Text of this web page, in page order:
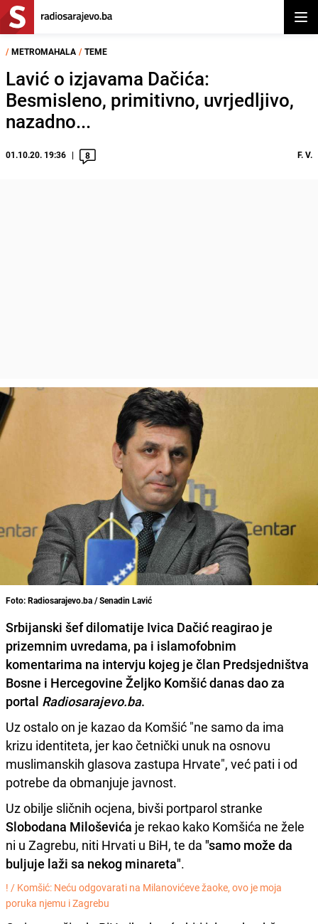
/ METROMAHALA / TEME
Lavić o izjavama Dačića:
Besmisleno, primitivno, uvrjedljivo,
nazadno...
01.10.20. 19:36 8 F. V.
Foto: Radiosarajevo.ba / Senadin Lavić
Srbijanski šef dilomatije Ivica Dačić reagirao je
prizemnim uvredama, pa i islamofobnim
komentarima na intervju kojeg je član Predsjedništva
Bosne i Hercegovine Željko Komšićdanas dao za
portal Radiosarajevo.ba.
Uz ostalo on je kazao da Komšić "ne samo da ima
krizu identiteta, jer kao četnički unuk na osnovu
muslimanskih glasova zastupa Hrvate", već pati i od
potrebe da obmanjuje javnost.
Uz obilje sličnih ocjena, bivši portparol stranke
Slobodana Miloševića je rekao kako Komšića ne žele
ni u Zagrebu, niti Hrvati u BiH, te da "samo može da
buljuje laži sa nekog minareta".
! / Komšić: Neću odgovarati na Milanovićeve žaoke, ovo je moja
poruka njemu i Zagrebu